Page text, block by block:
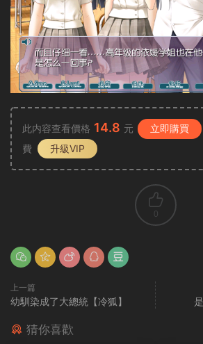
此内容查看價格 14.8 元 立即購買
費
升級VIP
0
上一篇
幼馴染成了大總統【冷狐】
猜你喜歡